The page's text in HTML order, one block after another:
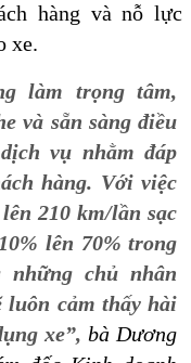
hàng và nỗ lực
xe.
làm trọng tâm,
và sẵn sàng điều
vụ nhằm đáp
hàng. Với việc
210 km/lần sạc
lên 70% trong
chủ nhân
luôn cảm thấy hài
xe”,bà Dương